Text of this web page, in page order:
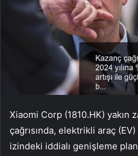
Xiaomi Corp (1810.HK) yakın
çağrısında, elektrikli araç
izindeki iddialı genişleme